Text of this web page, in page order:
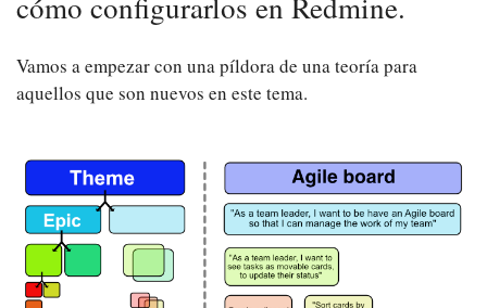
cómo configurarlos en Redmine.
Vamos a empezar con una píldora de una teoría para
aquellos que son nuevos en este tema.